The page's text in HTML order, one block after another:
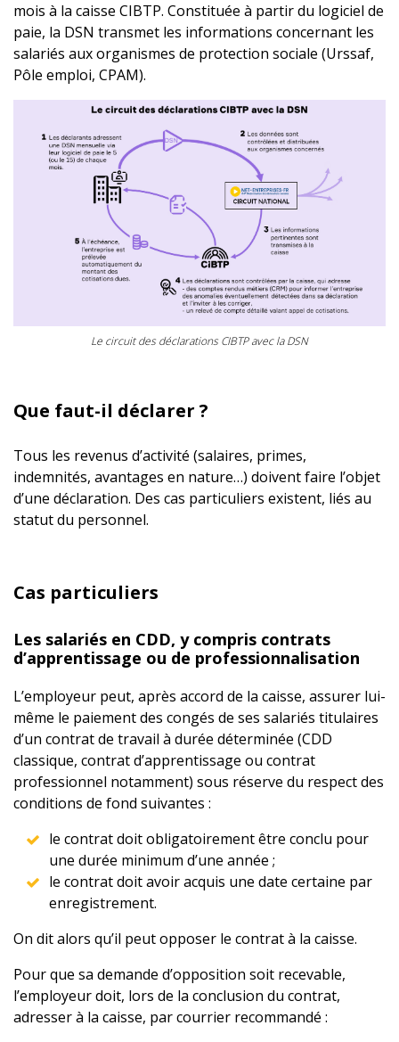
mois à la caisse CIBTP. Constituée à partir du logiciel de
paie, la DSN transmet les informations concernant les
salariés aux organismes de protection sociale (Urssaf,
Pôle emploi, CPAM).
La DSN issue du logiciel de paie transite par le circuit
Le circuit des déclarations CIBTP avec la DSN
Que faut-il déclarer ?
Tous les revenus d’activité (salaires, primes,
indemnités, avantages en nature…) doivent faire l’objet
d’une déclaration. Des cas particuliers existent, liés au
statut du personnel.
Cas particuliers
Les salariés en CDD, y compris contrats
d’apprentissage ou de professionnalisation
L’employeur peut, après accord de la caisse, assurer lui-
même le paiement des congés de ses salariés titulaires
d’un contrat de travail à durée déterminée (CDD
classique, contrat d’apprentissage ou contrat
professionnel notamment) sous réserve du respect des
conditions de fond suivantes :
le contrat doit obligatoirement être conclu pour
une durée minimum d’une année ;
le contrat doit avoir acquis une date certaine par
enregistrement.
On dit alors qu’il peut opposer le contrat à la caisse.
Pour que sa demande d’opposition soit recevable,
l’employeur doit, lors de la conclusion du contrat,
adresser à la caisse, par courrier recommandé :